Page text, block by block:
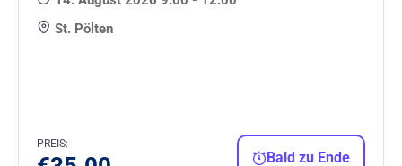
St. Pölten
PREIS:
Bald zu Ende